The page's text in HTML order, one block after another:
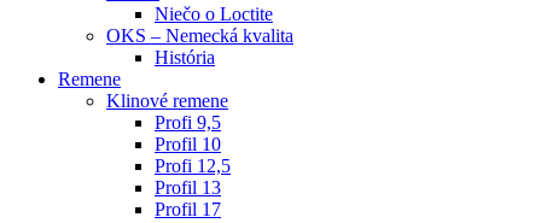
Niečo o Loctite
OKS – Nemecká kvalita
História
Remene
Klinové remene
Profi 9,5
Profil 10
Profi 12,5
Profil 13
Profil 17